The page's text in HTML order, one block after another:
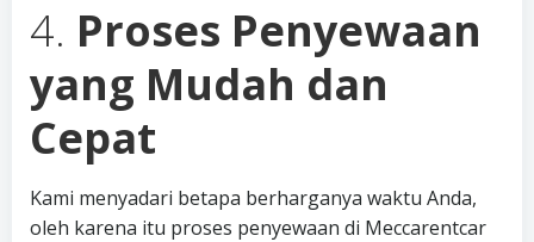
4. Proses Penyewaan
yang Mudah dan
Cepat
Kami menyadari betapa berharganya waktu Anda,
oleh karena itu proses penyewaan di Meccarentcar